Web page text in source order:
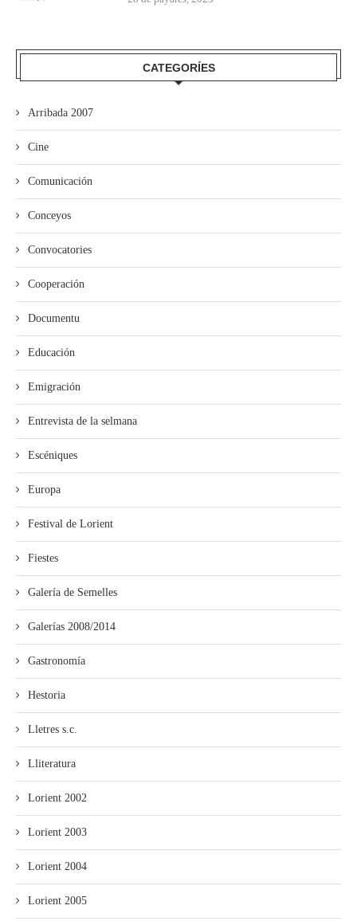
CATEGORÍES
Arribada 2007
Cine
Comunicación
Conceyos
Convocatories
Cooperación
Documentu
Educación
Emigración
Entrevista de la selmana
Escéniques
Europa
Festival de Lorient
Fiestes
Galería de Semelles
Galerías 2008/2014
Gastronomía
Hestoria
Lletres s.c.
Lliteratura
Lorient 2002
Lorient 2003
Lorient 2004
Lorient 2005